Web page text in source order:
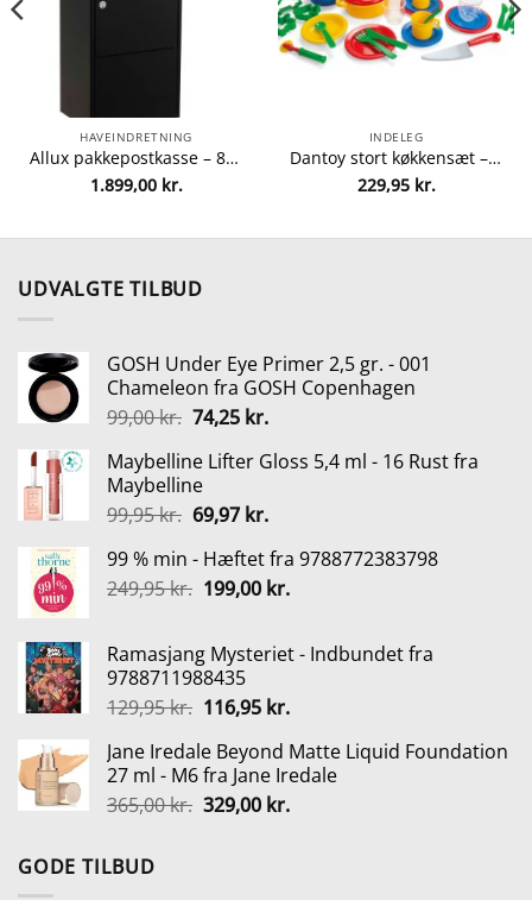
HAVEINDRETNING
Allux pakkepostkasse – 800 – Sort fra Allux 5701701548024
1.899,00 kr.
INDELEG
Dantoy stort køkkensæt – 59 dele fra dantoy 5701217042566
229,95 kr.
UDVALGTE TILBUD
GOSH Under Eye Primer 2,5 gr. - 001
Chameleon fra GOSH Copenhagen
99,00kr. Den
pris
var:
99,00 kr..
74,25 kr.Den
pris
74,25 kr..
Maybelline Lifter Gloss 5,4 ml - 16 Rust fra
Maybelline
99,95kr. Den
pris
var:
69,97 kr.Den
pris
er:
99 % min - Hæftet fra 9788772383798
249,95kr. Den
var:
249,95 kr..
199,00 kr.Den
er:
Ramasjang Mysteriet - Indbundet fra
9788711988435
129,95kr. Den
pris
var:
129,95 kr..
116,95 kr.Den
pris
er:
116,95 kr..
Jane Iredale Beyond Matte Liquid Foundation
27 ml - M6 fra Jane Iredale
365,00kr. Den
329,00 kr.Den
GODE TILBUD